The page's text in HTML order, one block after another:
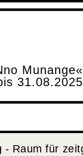
Munange«
31.08.2025